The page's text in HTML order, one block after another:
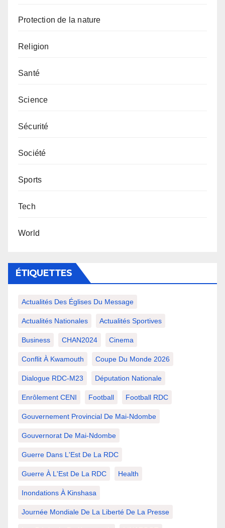
Protection de la nature
Religion
Santé
Science
Sécurité
Société
Sports
Tech
World
ÉTIQUETTES
Actualités Des Églises Du Message
Actualités Nationales Actualités Sportives
Business CHAN2024 Cinema
Conflit À Kwamouth Coupe Du Monde 2026
Dialogue RDC-M23 Députation Nationale
Enrôlement CENI Football Football RDC
Gouvernement Provincial De Mai-Ndombe
Gouvernorat De Mai-Ndombe
Guerre Dans L'Est De La RDC
Guerre À L'Est De La RDC Health
Inondations À Kinshasa
Journée Mondiale De La Liberté De La Presse